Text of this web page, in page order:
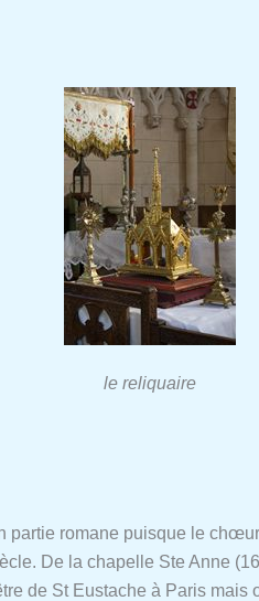
le reliquaire
partie romane puisque le
De la chapelle Ste Anne
de St Eustache à Paris